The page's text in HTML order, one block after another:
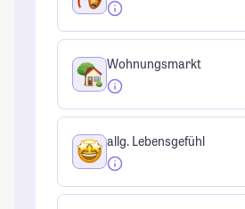
Wohnungsmarkt
allg. Lebensgefühl